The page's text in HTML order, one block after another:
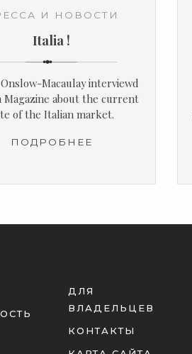
И НОВОСТИ
Italia !
Macaulay interviewd
Magazine about the current
of the Italian market.
ПОДРОБНЕЕ
ДЛЯ
ВЛАДЕЛЬЦЕВ
КОНТАКТЫ